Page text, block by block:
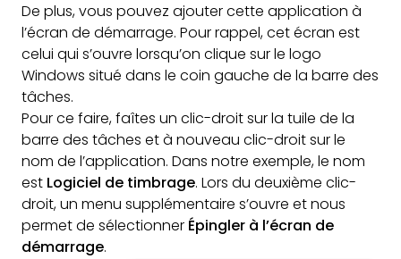
De plus, vous pouvez ajouter cette application à
l’écran de démarrage. Pour rappel, cet écran est
celui qui s’ouvre lorsqu’on clique sur le logo
Windows situé dans le coin gauche de la barre des
tâches.
Pour ce faire, faîtes un clic-droit sur la tuile de la
barre des tâches et à nouveau clic-droit sur le
nom de l’application. Dans notre exemple, le nom
est Logiciel de timbrage. Lors du deuxième clic-
droit, un menu supplémentaire s’ouvre et nous
permet de sélectionner Épingler à l’écran de
démarrage.